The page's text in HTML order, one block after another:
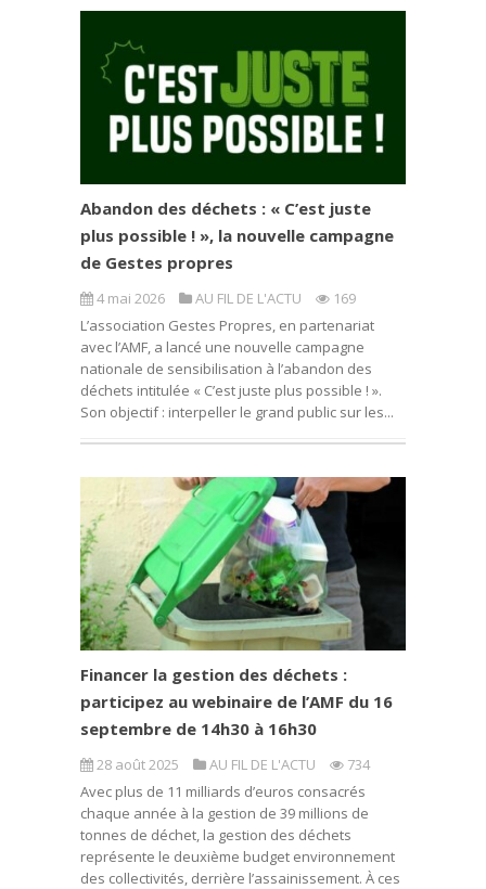
Abandon des déchets : « C’est juste
plus possible ! », la nouvelle campagne
de Gestes propres
4 mai 2026 AU FIL DE L'ACTU
169
L’association Gestes Propres, en partenariat
avec l’AMF, a lancé une nouvelle campagne
nationale de sensibilisation à l’abandon des
déchets intitulée « C’est juste plus possible ! ».
Son objectif : interpeller le grand public sur les...
Financer la gestion des déchets :
participez au webinaire de l’AMF du 16
septembre de 14h30 à 16h30
28 août 2025 AU FIL DE L'ACTU
734
Avec plus de 11 milliards d’euros consacrés
chaque année à la gestion de 39 millions de
tonnes de déchet, la gestion des déchets
représente le deuxième budget environnement
des collectivités, derrière l’assainissement. À ces